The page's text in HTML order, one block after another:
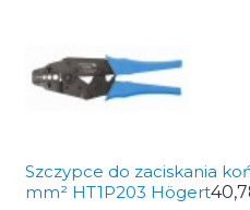
Szczypce do zaciskania
mm² HT1P203 Högert